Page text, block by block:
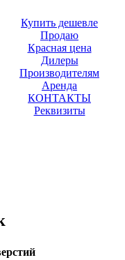
Купить дешевле
Продаю
Красная цена
Дилеры
Производителям
Аренда
КОНТАКТЫ
Реквизиты